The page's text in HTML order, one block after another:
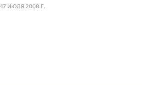
17 ИЮЛЯ 2008 Г.